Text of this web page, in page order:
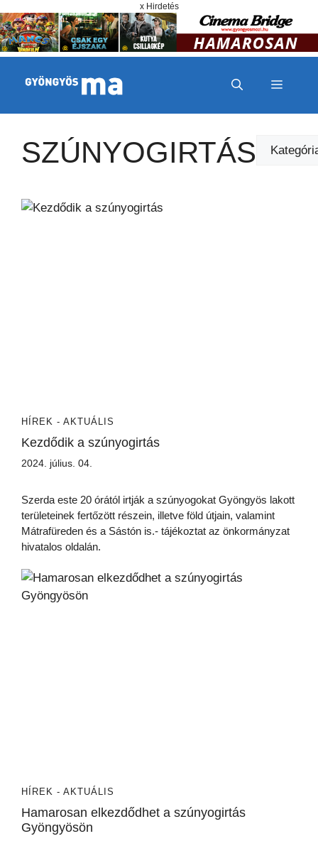
x Hirdetés
MENÜ
SZÚNYOGIRTÁS Kategóriák
HÍREK - AKTUÁLIS
Kezdődik a szúnyogirtás
2024. július. 04.
Szerda este 20 órától irtják a szúnyogokat Gyöngyös lakott
területeinek fertőzött részein, illetve föld útjain, valamint
Mátrafüreden és a Sástón is.- tájékoztat az önkormányzat
hivatalos oldalán.
HÍREK - AKTUÁLIS
Hamarosan elkezdődhet a szúnyogirtás
Gyöngyösön